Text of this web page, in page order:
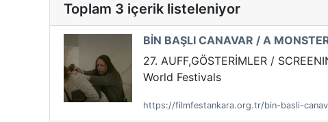
Toplam 3 içerik listeleniyor
BİN BAŞLI CANAVAR / A
27. AUFF,GÖSTERİMLER /
World Festivals
https://filmfestankara.org.tr/bin-basli-